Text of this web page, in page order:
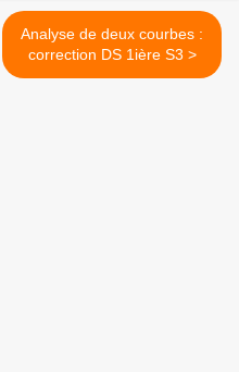
Analyse de deux courbes :
correction DS 1ière S3 >